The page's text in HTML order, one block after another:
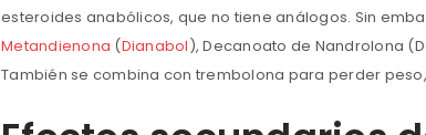
esteroides anabólicos, que no tiene análogos. Sin
Metandienona (Dianabol), Decanoato de Nandrolona
También se combina con trembolona para perder